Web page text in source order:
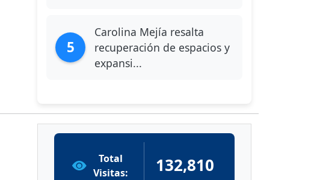
5
Carolina Mejía resalta
recuperación de espacios y
expansi...
Total
Visitas:
132,810